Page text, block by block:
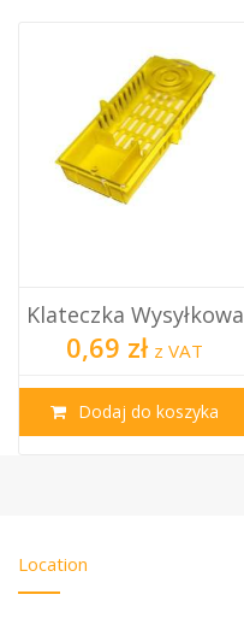
Klateczka Wysyłkowa
0,69 zł z VAT
Dodaj do koszyka
Location